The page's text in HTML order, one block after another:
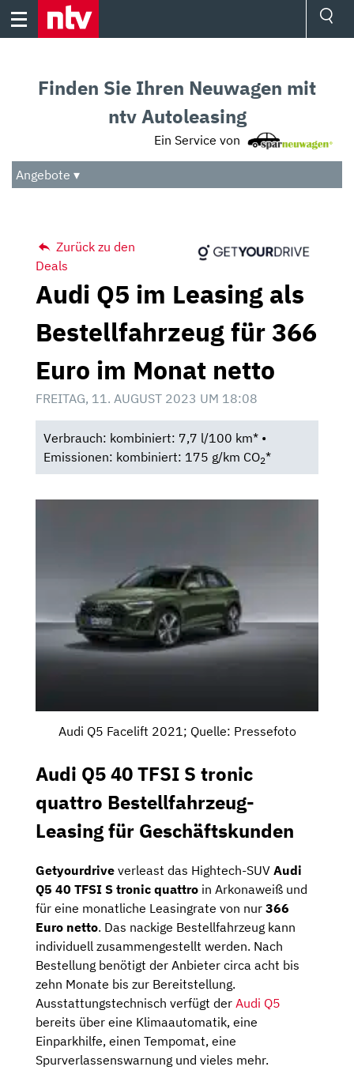
Skip
Audio
Das Beste
Finden Sie Ihren Neuwagen mit
ntv Autoleasing
Ein Service von
Angebote ▾
Zurück zu den
Deals
Audi Q5 im Leasing als
Bestellfahrzeug für 366
Euro im Monat netto
FREITAG, 11. AUGUST 2023 UM 18:08
Verbrauch: kombiniert: 7,7 l/100 km* •
Emissionen: kombiniert: 175 g/km CO2*
Audi Q5 Facelift 2021; Quelle: Pressefoto
Audi Q5 40 TFSI S tronic
quattro Bestellfahrzeug-
Leasing für Geschäftskunden
Getyourdrive verleast das Hightech-SUV Audi
Q5 40 TFSI S tronic quattro in Arkonaweiß und
für eine monatliche Leasingrate von nur 366
Euro netto. Das nackige Bestellfahrzeug kann
individuell zusammengestellt werden. Nach
Bestellung benötigt der Anbieter circa acht bis
zehn Monate bis zur Bereitstellung.
Ausstattungstechnisch verfügt der Audi Q5
bereits über eine Klimaautomatik, eine
Einparkhilfe, einen Tempomat, eine
Spurverlassenswarnung und vieles mehr.